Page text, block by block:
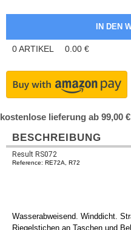
0ARTIKEL 0.00 €
kostenlose lieferung ab 99,00
BESCHREIBUNG
Result RS072
Reference: RE72A, R72
Wasserabweisend. Winddicht.
Riegelstichen an Taschen und